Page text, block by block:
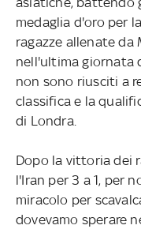
medaglia d'oro per
ragazze allenate da
nell'ultima giornata
non sono riusciti a
classifica e la
di Londra.
Dopo la vittoria dei
l'Iran per 3 a 1, per
miracolo per
dovevamo sperare